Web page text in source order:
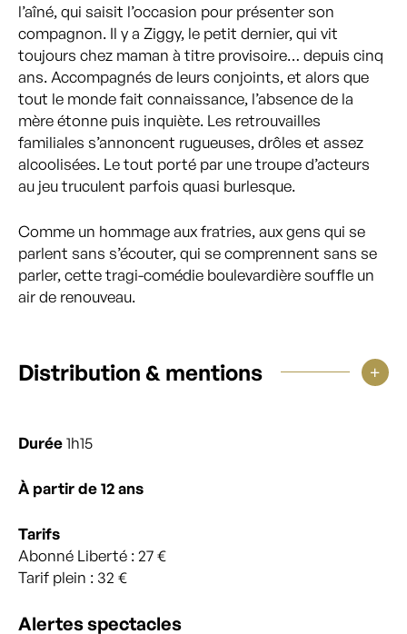
l’aîné, qui saisit l’occasion pour présenter son
compagnon. Il y a Ziggy, le petit dernier, qui vit
toujours chez maman à titre provisoire… depuis cinq
ans. Accompagnés de leurs conjoints, et alors que
tout le monde fait connaissance, l’absence de la
mère étonne puis inquiète. Les retrouvailles
familiales s’annoncent rugueuses, drôles et assez
alcoolisées. Le tout porté par une troupe d’acteurs
au jeu truculent parfois quasi burlesque.
Comme un hommage aux fratries, aux gens qui se
parlent sans s’écouter, qui se comprennent sans se
parler, cette tragi-comédie boulevardière souffle un
air de renouveau.
Distribution & mentions
Durée1h15
À partir de 12 ans
Tarifs
Abonné Liberté : 27 €
Tarif plein : 32 €
Alertes spectacles